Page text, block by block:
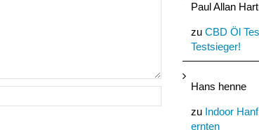
Paul Allan
zu CBD Öl
Testsieger!
Hans henne
zu Indoor
ernten